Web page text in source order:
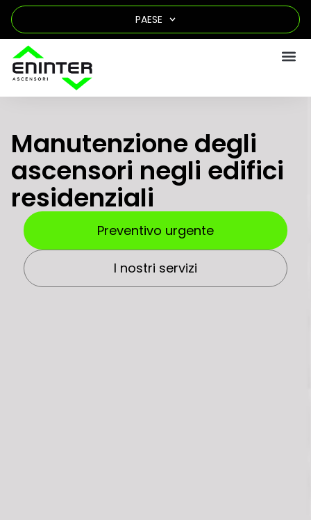
PAESE
Manutenzione degli
ascensori negli edifici
residenziali
Preventivo urgente
I nostri servizi